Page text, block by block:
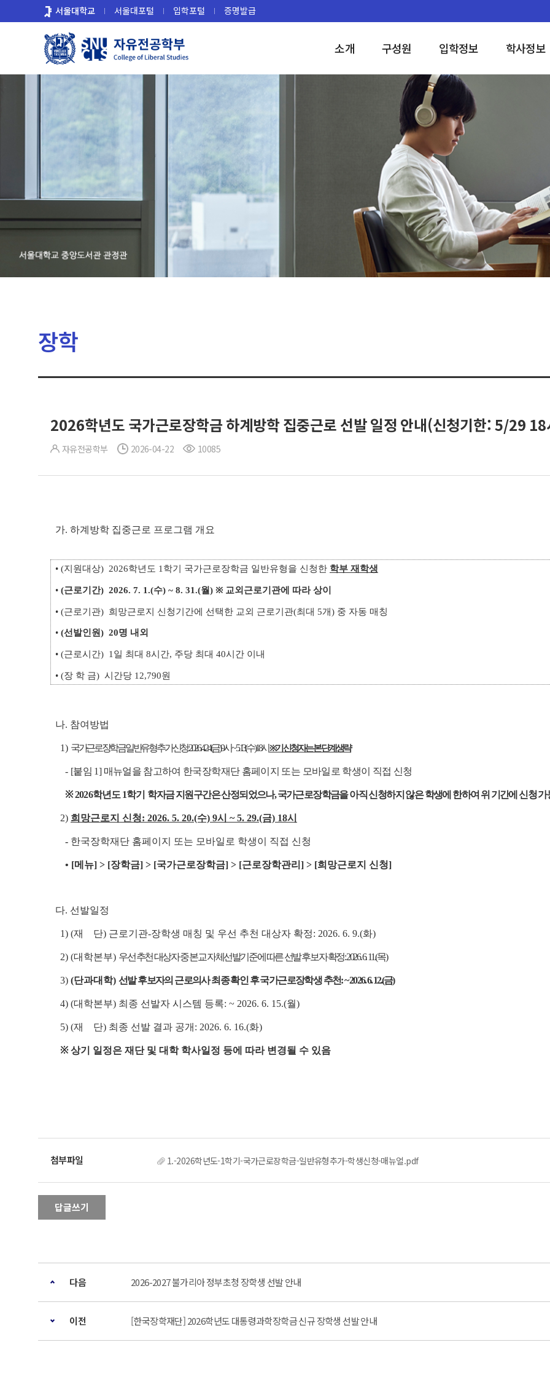
로
서울대학교 서울대포털 입학포털 증명발급
소개 구성원 입학정보 학사정보
장학
2026학년도 국가근로장학금 하계방학 집중근로 선발 일정 안내(신청기한: 5/29
자유전공학부 2026-04-22 10085
가. 하계방학 집중근로 프로그램 개요
• (지원대상) 2026학년도 1학기 국가근로장학금 일반유형을 신청한 학부 재학생
• (근로기간) 2026. 7. 1.(수) ~ 8. 31.(월) ※ 교외근로기관에 따라 상이
• (근로기관) 희망근로지 신청기간에 선택한 교외 근로기관(최대 5개) 중 자동 매칭
• (선발인원) 20명 내외
• (근로시간) 1일 최대 8시간, 주당 최대 40시간 이내
• (장 학 금) 시간당 12,790원
나. 참여방법
1) 국가근로장학금 일반유형 추가신청: 2026. 4. 24.(금) 9시 ~ 5. 13.(수) 18시 ※ 기 신청자는 본 단계 생략
- [붙임 1] 매뉴얼을 참고하여 한국장학재단 홈페이지 또는 모바일로 학생이 직접 신청
※ 2026학년도 1학기 학자금 지원구간은 산정되었으나, 국가근로장학금을 아직 신청하지 않은 학생에 한하여 위 기간에 신청 가
2) 희망근로지 신청: 2026. 5. 20.(수) 9시 ~ 5. 29.(금) 18시
- 한국장학재단 홈페이지 또는 모바일로 학생이 직접 신청
• [메뉴] > [장학금] > [국가근로장학금] > [근로장학관리] > [희망근로지 신청]
다. 선발일정
1) (재 단) 근로기관-장학생 매칭 및 우선 추천 대상자 확정: 2026. 6. 9.(화)
2) (대학본부) 우선 추천 대상자 중 본교 자체선발기준에 따른 선발 후보자 확정: 2026. 6. 11.(목)
3) (단과대학) 선발 후보자의 근로의사 최종 확인 후 국가근로장학생 추천:~ 2026. 6. 12.(금)
4) (대학본부) 최종 선발자 시스템 등록: ~ 2026. 6. 15.(월)
5) (재 단) 최종 선발 결과 공개: 2026. 6. 16.(화)
※ 상기 일정은 재단 및 대학 학사일정 등에 따라 변경될 수 있음
1.-2026학년도-1학기-국가근로장학금-일반유형추가-학생신청-매뉴얼.pdf
답글쓰기
다음 2026-2027 불가리아 정부초청 장학생 선발 안내
이전 [한국장학재단] 2026학년도 대통령과학장학금 신규 장학생 선발 안내